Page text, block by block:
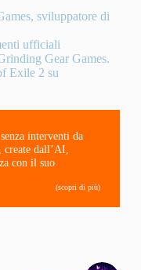
sviluppatore di
ufficiali
Gear Games.
Exile 2 su
interventi da
create dall’AI,
con il suo
(scopri di più)